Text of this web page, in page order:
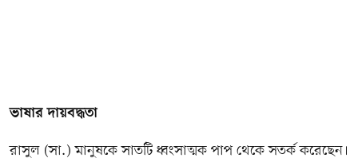
ভাষার দায়বদ্ধতা
রাসুল (সা.) মানুষকে সাতটি ধ্বংসাত্মক পাপ থেকে সতর্ক করেছেন।